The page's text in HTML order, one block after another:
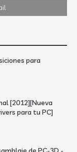
para
[2012][Nueva
para tu PC]